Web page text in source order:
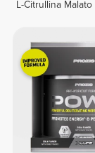
L-Citrullina